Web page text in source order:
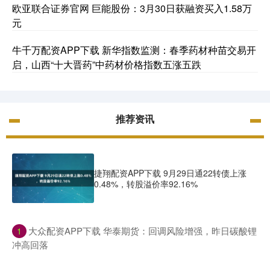
欧亚联合证券官网 巨能股份：3月30日获融资买入1.58万
元
牛千万配资APP下载 新华指数监测：春季药材种苗交易开
启，山西“十大晋药”中药材价格指数五涨五跌
推荐资讯
捷翔配资APP下载 9月29日通22转债上涨
0.48%，转股溢价率92.16%
1
​大众配资APP下载 华泰期货：回调风险增强，昨日碳酸锂
冲高回落